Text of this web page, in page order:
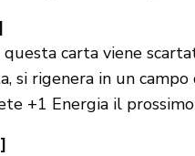
questa carta viene
si rigenera in un campo
+1 Energia il